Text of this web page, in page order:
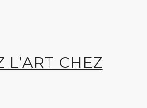
L’ART CHEZ